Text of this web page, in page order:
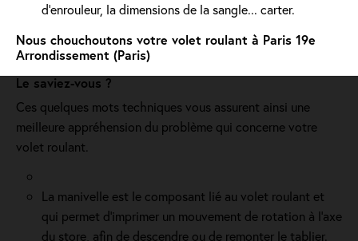
d’enrouleur, la dimensions de la sangle... carter.
Nous chouchoutons votre volet roulant à Paris 19e
Arrondissement (Paris)
Le saviez-vous ?
Ces quelques mots techniques vous assurent ainsi une
meilleure appréhension du problème qui concerne votre
volet roulant.
La manivelle est le composant lié au volet roulant et
qui permet d’imprimer un mouvement de rotation à l’axe
du store, afin de descendre ou de remonter le tablier.